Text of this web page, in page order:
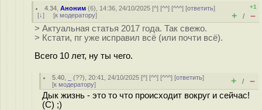
4.34 ,Аноним (6), 14:36, 24/10/2025 [^] [^^] [^^^] [ответить]
[↓] [к модератору]
+1
+ / –
> Актуальная статья 2017 года. Так свежо.
> Кстати, пг уже исправил всё (или почти всё).
Всего 10 лет, ну ты чего.
5.40 (??), 20:41, 24/10/2025 [^] [^^] [^^^] [ответить]
[к модератору] + / –
Дык жизнь - это то что происходит вокруг и сейчас!
(С) ;)